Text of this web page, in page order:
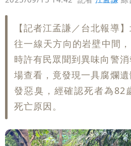
【記者江孟謙／台北報導
往一線天方向的岩壁中間
時許有民眾聞到異味向警
場查看，竟發現一具腐爛
發惡臭，經確認死者為82
死亡原因。